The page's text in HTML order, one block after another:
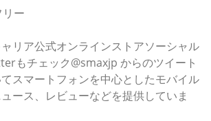
ー
リア公式オンラインストアソーシャル
もチェック@smaxjp からのツイート
スマートフォンを中心としたモバイル
ース、レビューなどを提供していま